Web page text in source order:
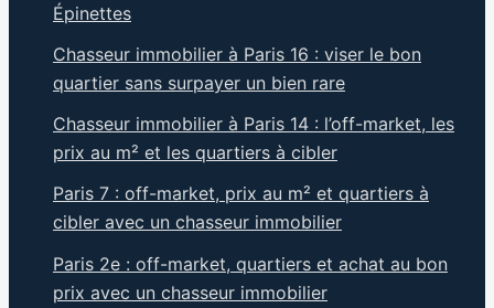
Épinettes
Chasseur immobilier à Paris 16 : viser le bon
quartier sans surpayer un bien rare
Chasseur immobilier à Paris 14 : l’off-market, les
prix au m² et les quartiers à cibler
Paris 7 : off-market, prix au m² et quartiers à
cibler avec un chasseur immobilier
Paris 2e : off-market, quartiers et achat au bon
prix avec un chasseur immobilier